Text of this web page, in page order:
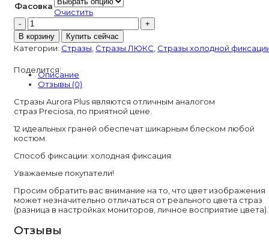
Фасовка
Очистить
Количество
товара
Стразы
хол.
Aurora
Plus
Crystal
AB
В корзину Купить сейчас
Категории: Стразы Стразы ЛЮКС Стразы холодной
Поделится:
Описание
Отзывы (0)
Стразы Aurora Plus являются отличным аналогом
страз Preciosa, по приятной цене.
12 идеальных граней обеспечат шикарным блеском любой
костюм.
Способ фиксации: холодная фиксация
Уважаемые покупатели!
Просим обратить вас внимание на то, что цвет изображения
может незначительно отличаться от реального цвета страз
(разница в настройках мониторов, личное восприятие цвета).
Отзывы